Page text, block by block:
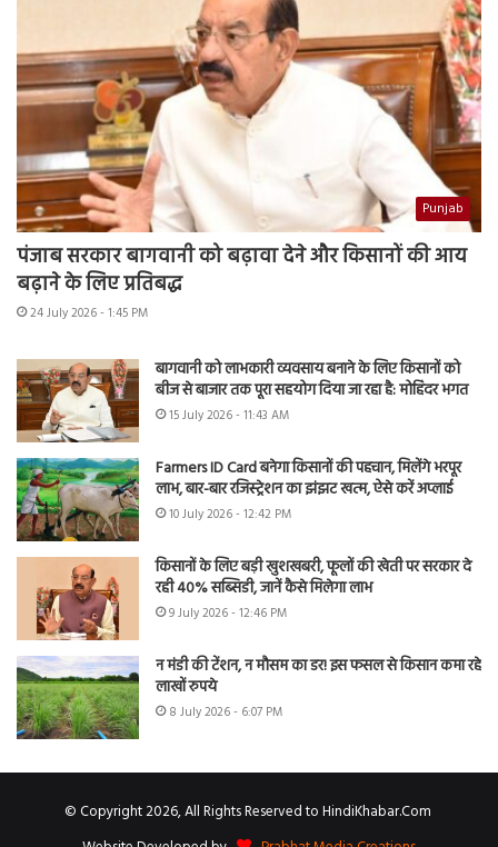
Punjab
पंजाब सरकार बागवानी को बढ़ावा देने और किसानों की आय
बढ़ाने के लिए प्रतिबद्ध
24 July 2026 - 1:45 PM
बागवानी को लाभकारी व्यवसाय बनाने के लिए किसानों को
बीज से बाजार तक पूरा सहयोग दिया जा रहा है: मोहिंदर भगत
15 July 2026 - 11:43 AM
Farmers ID Card बनेगा किसानों की पहचान, मिलेंगे भरपूर
लाभ, बार-बार रजिस्ट्रेशन का झंझट खत्म, ऐसे करें अप्लाई
10 July 2026 - 12:42 PM
किसानों के लिए बड़ी खुशखबरी, फूलों की खेती पर सरकार दे
रही 40% सब्सिडी, जानें कैसे मिलेगा लाभ
9 July 2026 - 12:46 PM
न मंडी की टेंशन, न मौसम का डर! इस फसल से किसान कमा रहे
लाखों रुपये
8 July 2026 - 6:07 PM
© Copyright 2026, All Rights Reserved to HindiKhabar.Com